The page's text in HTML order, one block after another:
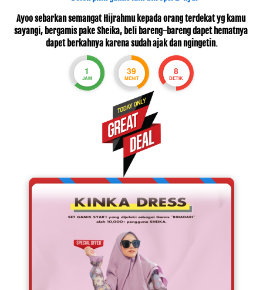
Ayoo sebarkan semangat Hijrahmu kepada orang terdekat yg kamu
sayangi, bergamis pake Sheika, beli bareng-bareng dapet hematnya
dapet berkahnya karena sudah ajak dan ngingetin.
1
JAM
39
MENIT
7
DETIK